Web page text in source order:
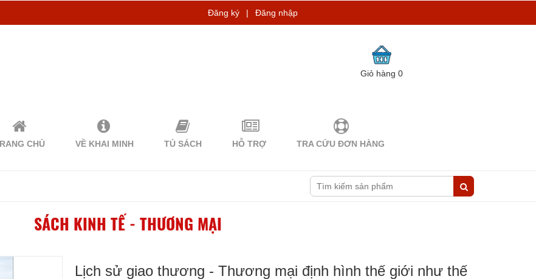
Đăng ký | Đăng nhập
Giỏ hàng0
CHỦ VỀ KHAI MINH TỦ SÁCH HỖ TRỢ TRA CỨU ĐƠN HÀNG
SÁCH KINH TẾ - THƯƠNG MẠI
Lịch sử giao thương - Thương mại định hình thế giới như thế